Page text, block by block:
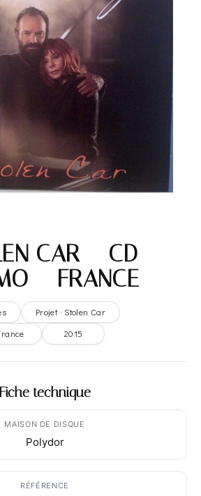
CAR – CD
– FRANCE
Projet · Stolen Car
2015
Fiche technique
MAISON DE DISQUE
Polydor
RÉFÉRENCE